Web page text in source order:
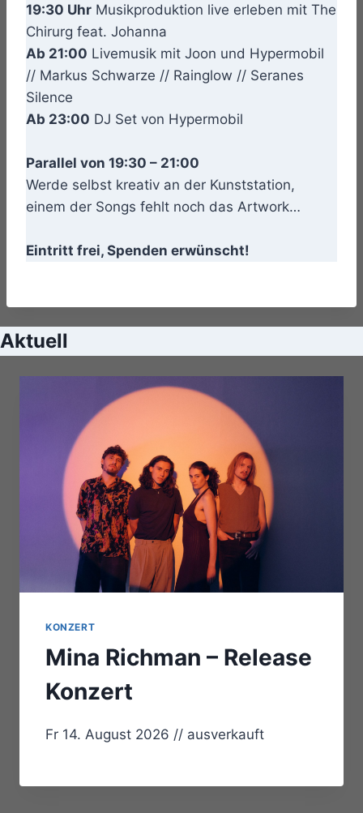
19:30 Uhr Musikproduktion live erleben mit The
Chirurg feat. Johanna
Ab 21:00 Livemusik mit Joon und Hypermobil
// Markus Schwarze // Rainglow // Seranes
Silence
Ab 23:00 DJ Set von Hypermobil
Parallel von 19:30 – 21:00
Werde selbst kreativ an der Kunststation,
einem der Songs fehlt noch das Artwork…
Eintritt frei, Spenden erwünscht!
Aktuell
KONZERT
Mina Richman – Release
Konzert
Fr 14. August 2026 // ausverkauft